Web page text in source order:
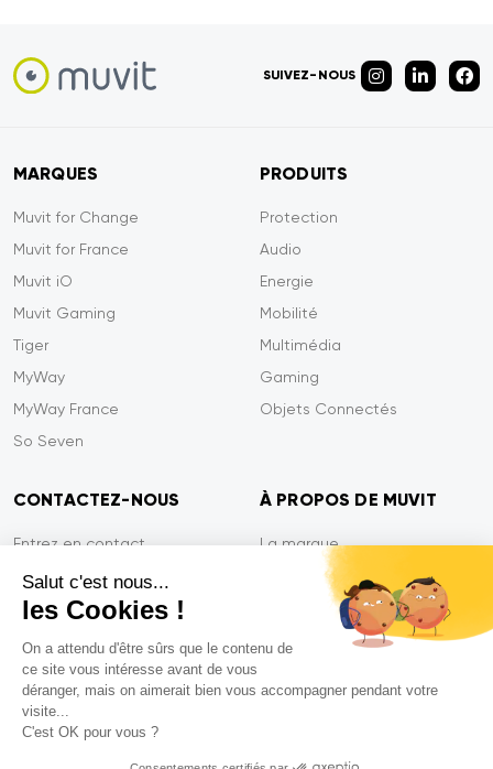
Salut c'est nous...
les Cookies !
On a attendu d'être sûrs que le contenu de
ce site vous intéresse avant de vous
déranger, mais on aimerait bien vous accompagner pendant votre
visite...
C'est OK pour vous ?
SUIVEZ-NOUS
MARQUES
Muvit for Change
Muvit for France
Muvit iO
Muvit Gaming
Tiger
MyWay
MyWay France
So Seven
PRODUITS
Protection
Audio
Energie
Mobilité
Multimédia
Gaming
Objets Connectés
CONTACTEZ-NOUS
Entrez en contact
Paiement sécurisé
Efficacité du service
Garantie Tiger
FAQ
À PROPOS DE MUVIT
La marque
Confidentialité
Contactez-nous
Mentions légales